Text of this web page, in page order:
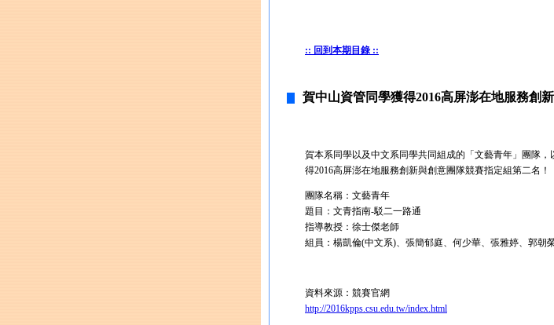
:: 回到本期目錄 ::
賀中山資管同學獲得2016高屏澎在地服務創
賀本系同學以及中文系同學共同組成的「文藝青年」團隊
得2016高屏澎在地服務創新與創意團隊競賽指定組第二名！
團隊名稱：文藝青年
題目：文青指南-駁二一路通
指導教授：徐士傑老師
組員：楊凱倫(中文系)、張簡郁庭、何少華、張雅婷、郭朝
資料來源：競賽官網
http://2016kpps.csu.edu.tw/index.html